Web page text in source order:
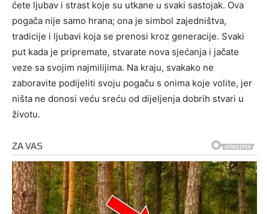
ćete ljubav i strast koje su utkane u svaki sastojak. Ova
pogača nije samo hrana; ona je simbol zajedništva,
tradicije i ljubavi koja se prenosi kroz generacije. Svaki
put kada je pripremate, stvarate nova sjećanja i jačate
veze sa svojim najmilijima. Na kraju, svakako ne
zaboravite podijeliti svoju pogaču s onima koje volite, jer
ništa ne donosi veću sreću od dijeljenja dobrih stvari u
životu.